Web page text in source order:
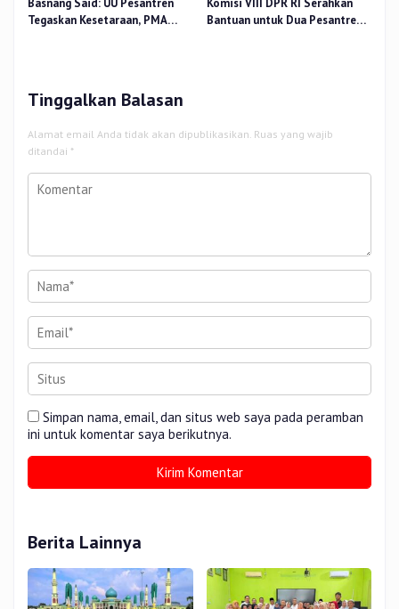
Basnang Said: UU Pesantren
Tegaskan Kesetaraan, PMA
Komisi VIII DPR RI Serahkan
Bantuan untuk Dua Pesantren
Tinggalkan Balasan
Alamat email Anda tidak akan dipublikasikan. Ruas yang wajib
ditandai *
Simpan nama, email, dan situs web saya pada peramban
ini untuk komentar saya berikutnya.
Berita Lainnya